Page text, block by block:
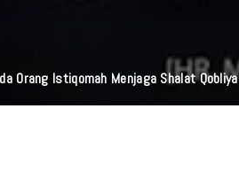
Jakarta Barat Musnahkan Bahan Baku